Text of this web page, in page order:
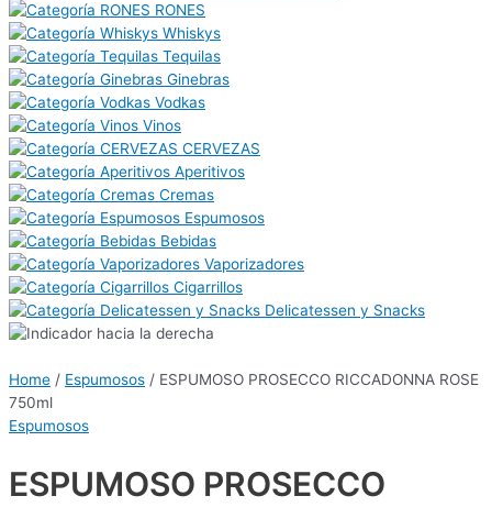
RONES
Whiskys
Tequilas
Ginebras
Vodkas
Vinos
CERVEZAS
Aperitivos
Cremas
Espumosos
Bebidas
Vaporizadores
Cigarrillos
Delicatessen y Snacks
Home / Espumosos / ESPUMOSO PROSECCO RICCADONNA ROSE
750ml
Espumosos
ESPUMOSO PROSECCO